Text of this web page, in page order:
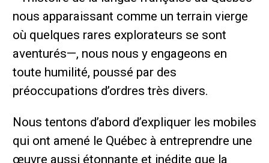
nous apparaissant comme un terrain vierge
où quelques rares explorateurs se sont
aventurés—, nous nous y engageons en
toute humilité, poussé par des
préoccupations d’ordres très divers.
Nous tentons d’abord d’expliquer les mobiles
qui ont amené le Québec à entreprendre une
œuvre aussi étonnante et inédite que la